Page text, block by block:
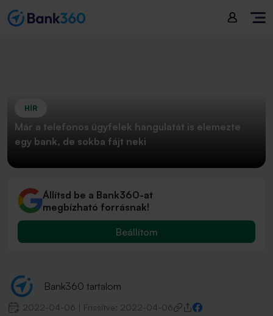
HÍR
Már a telefonos ügyfelek hangulatát is elemezte
egy bank, de sokba fájt neki
Állítsd be a Bank360-at
megbízható forrásnak!
Beállítom
Bank360 tartalom
2022-04-06 Frissítve: 2022-04-06